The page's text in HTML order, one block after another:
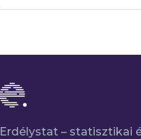
Erdélystat – statisztikai